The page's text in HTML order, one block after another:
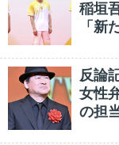
稲垣
「新
反論
女性
の担